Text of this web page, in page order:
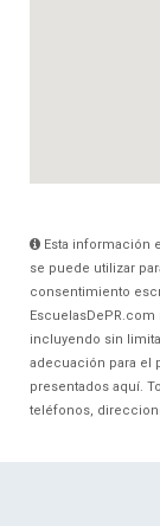
Esta información
se puede utilizar
consentimiento
incluyendo sin
adecuación para el
presentados aquí.
teléfonos,